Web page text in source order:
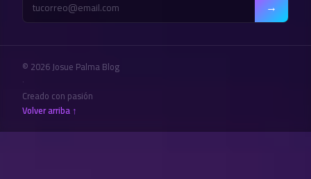
→
© 2026 Josue Palma Blog
·
Creado con pasión
Volver arriba ↑